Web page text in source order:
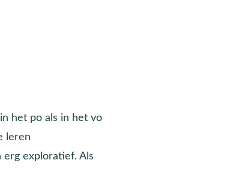
het po als in het vo
leren
erg exploratief. Als